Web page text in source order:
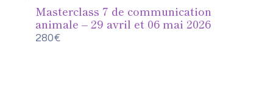
Masterclass 7 de communication
animale – 29 avril et 06 mai 2026
280€